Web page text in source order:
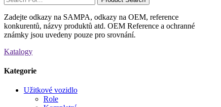
Zadejte odkazy na SAMPA, odkazy na OEM, reference
konkurentů, názvy produktů atd. OEM Reference a ochranné
známky jsou uvedeny pouze pro srovnání.
Katalogy
Kategorie
Užitkové vozidlo
Role